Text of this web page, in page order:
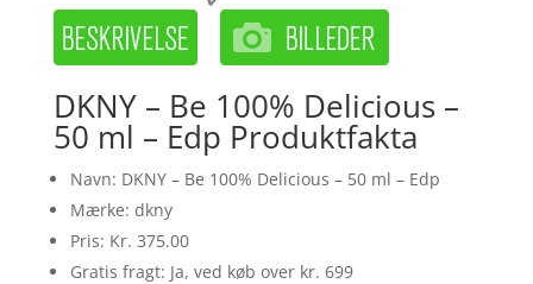
DKNY – Be 100% Delicious –
50 ml – Edp Produktfakta
Navn: DKNY – Be 100% Delicious – 50 ml – Edp
Mærke: dkny
Pris: Kr. 375.00
Gratis fragt: Ja, ved køb over kr. 699